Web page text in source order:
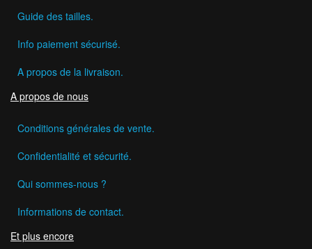
Guide des tailles.
Info paiement sécurisé.
A propos de la livraison.
A propos de nous
Conditions générales de vente.
Confidentialité et sécurité.
Qui sommes-nous ?
Informations de contact.
Et plus encore